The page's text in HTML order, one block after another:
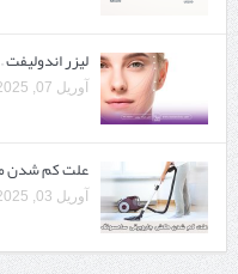
لیزر
آوریل 07, 2025
علت کم شدن
آوریل 03, 2025